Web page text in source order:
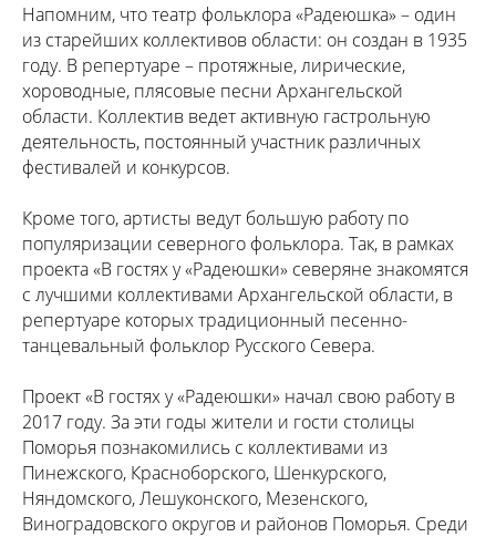
Напомним, что театр фольклора «Радеюшка» – один
из старейших коллективов области: он создан в 1935
году. В репертуаре – протяжные, лирические,
хороводные, плясовые песни Архангельской
области. Коллектив ведет активную гастрольную
деятельность, постоянный участник различных
фестивалей и конкурсов.
Кроме того, артисты ведут большую работу по
популяризации северного фольклора. Так, в рамках
проекта «В гостях у «Радеюшки» северяне знакомятся
с лучшими коллективами Архангельской области, в
репертуаре которых традиционный песенно-
танцевальный фольклор Русского Севера.
Проект «В гостях у «Радеюшки» начал свою работу в
2017 году. За эти годы жители и гости столицы
Поморья познакомились с коллективами из
Пинежского, Красноборского, Шенкурского,
Няндомского, Лешуконского, Мезенского,
Виноградовского округов и районов Поморья. Среди